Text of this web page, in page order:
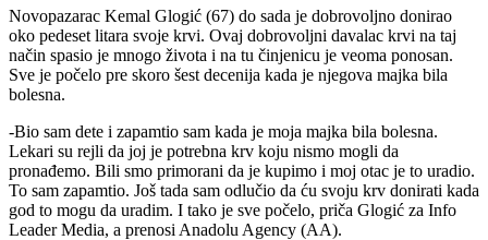
Novopazarac Kemal Glogić (67) do sada je dobrovoljno donirao
oko pedeset litara svoje krvi. Ovaj dobrovoljni davalac krvi na taj
način spasio je mnogo života i na tu činjenicu je veoma ponosan.
Sve je počelo pre skoro šest decenija kada je njegova majka bila
bolesna.
-Bio sam dete i zapamtio sam kada je moja majka bila bolesna.
Lekari su rejli da joj je potrebna krv koju nismo mogli da
pronađemo. Bili smo primorani da je kupimo i moj otac je to uradio.
To sam zapamtio. Još tada sam odlučio da ću svoju krv donirati kada
god to mogu da uradim. I tako je sve počelo, priča Glogić za Info
Leader Media, a prenosi Anadolu Agency (AA).